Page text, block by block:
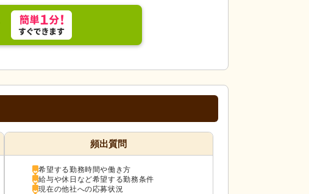
頻出質問
希望する勤務時間や働き方
給与や休日など希望する勤務条件
現在の他社への応募状況